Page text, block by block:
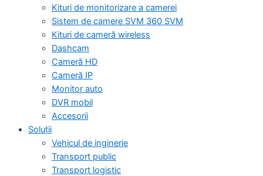
Kituri de monitorizare a camerei
Sistem de camere SVM 360 SVM
Kituri de cameră wireless
Dashcam
Cameră HD
Cameră IP
Monitor auto
DVR mobil
Accesorii
Soluții
Vehicul de inginerie
Transport public
Transport logistic